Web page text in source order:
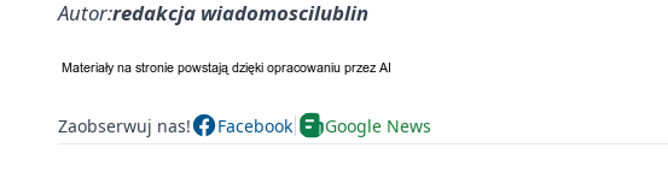
Autor:redakcja wiadomoscilublin
Zaobserwuj nas! Facebook Google News